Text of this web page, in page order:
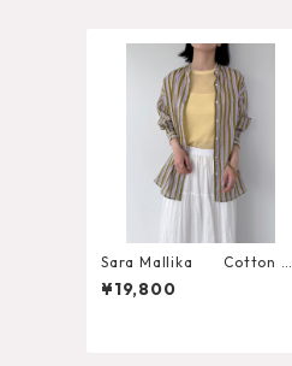
Sara Mallika Cotton W
ave Strip Print Shirt
¥19,800